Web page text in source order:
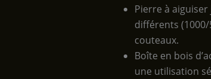
initial
était :
$47.99.
actuel
est :
$33.99.
Pierre à
différents
couteaux.
Boîte en bois
une utilisation